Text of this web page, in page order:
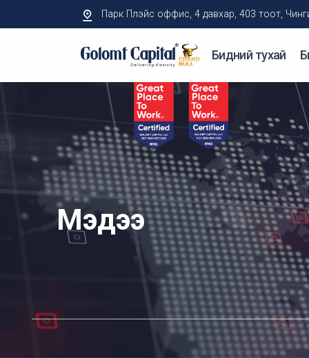
Парк Плэйс оффис, 4 давхар, 403 тоот,
Бидний тухай
Мэдээ